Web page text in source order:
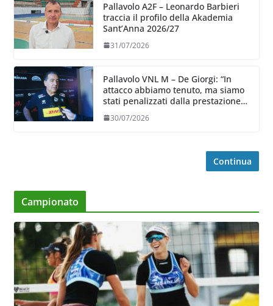
Pallavolo A2F – Leonardo Barbieri
traccia il profilo della Akademia
Sant’Anna 2026/27
31/07/2026
Pallavolo VNL M – De Giorgi: “In
attacco abbiamo tenuto, ma siamo
stati penalizzati dalla prestazione
30/07/2026
Continua
Campionato